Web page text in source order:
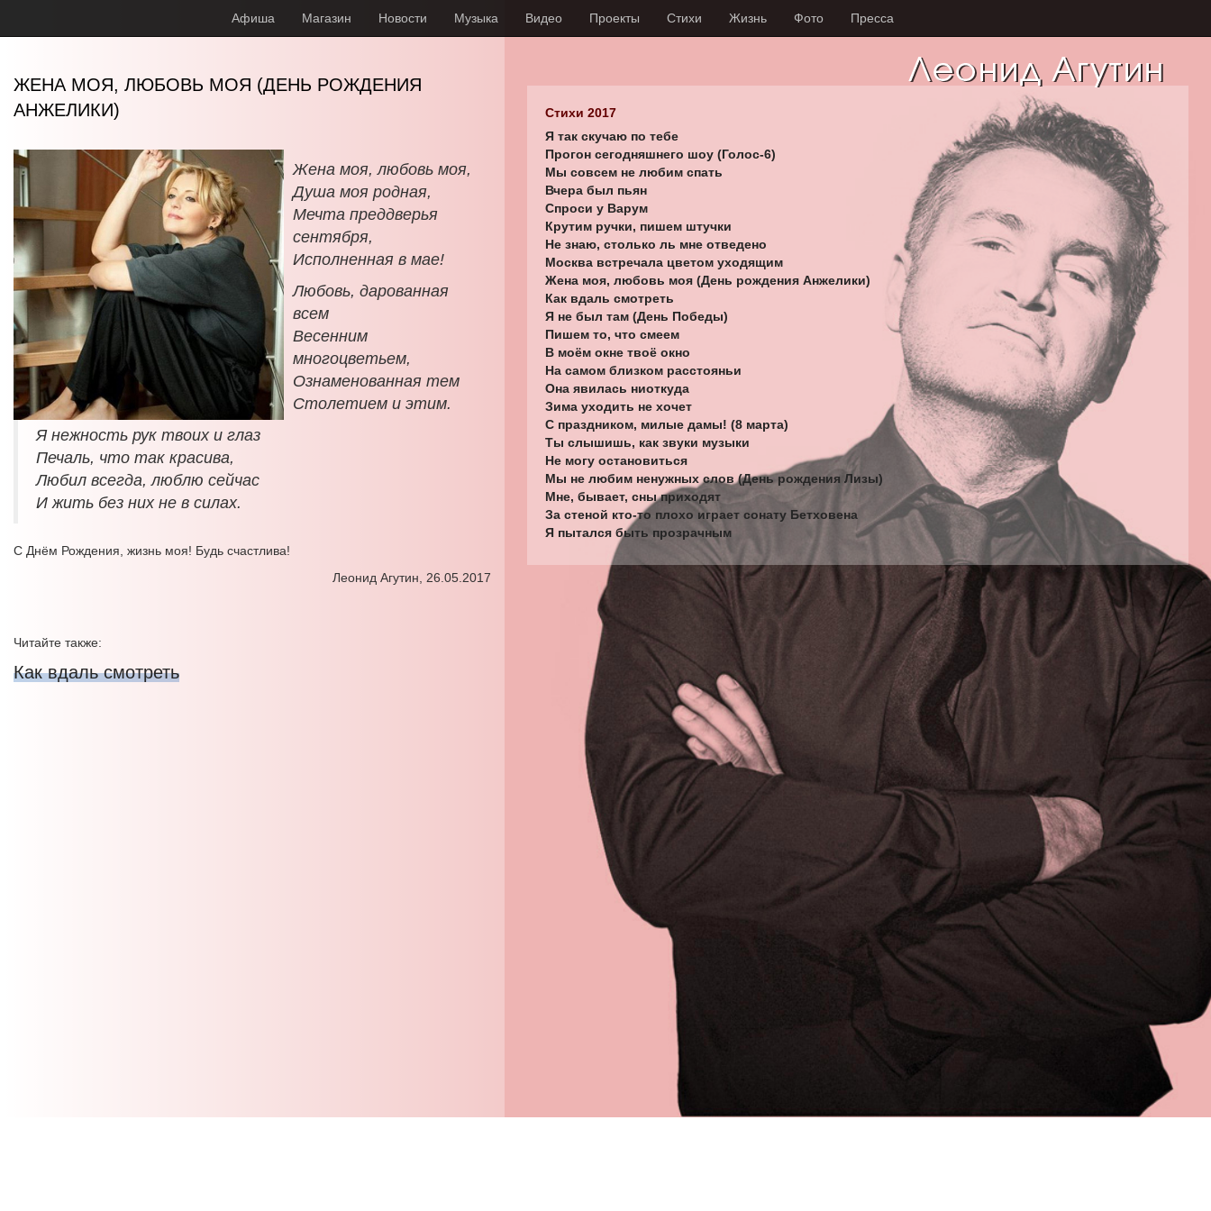
Афиша Магазин Новости Музыка Видео Проекты Стихи Жизнь Фото Пресса
ЖЕНА МОЯ, ЛЮБОВЬ МОЯ (ДЕНЬ РОЖДЕНИЯ
АНЖЕЛИКИ)
Жена моя, любовь моя,
Душа моя родная,
Мечта преддверья
сентября,
Исполненная в мае!
Любовь, дарованная
всем
Весенним
многоцветьем,
Ознаменованная тем
Столетием и этим.
Я нежность рук твоих и глаз
Печаль, что так красива,
Любил всегда, люблю сейчас
И жить без них не в силах.
С Днём Рождения, жизнь моя! Будь счастлива!
Леонид Агутин, 26.05.2017
Читайте также:
Как вдаль смотреть
Стихи 2017
Я так скучаю по тебе
Прогон сегодняшнего шоу (Голос-6)
Мы совсем не любим спать
Вчера был пьян
Спроси у Варум
Крутим ручки, пишем штучки
Не знаю, столько ль мне отведено
Москва встречала цветом уходящим
Жена моя, любовь моя (День рождения Анжелики)
Как вдаль смотреть
Я не был там (День Победы)
Пишем то, что смеем
В моём окне твоё окно
На самом близком расстояньи
Она явилась ниоткуда
Зима уходить не хочет
С праздником, милые дамы! (8 марта)
Ты слышишь, как звуки музыки
Не могу остановиться
Мы не любим ненужных слов (День рождения Лизы)
Мне, бывает, сны приходят
За стеной кто-то плохо играет сонату Бетховена
Я пытался быть прозрачным